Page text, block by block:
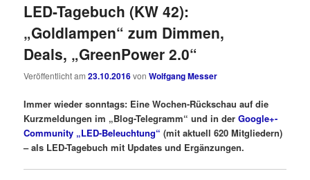
LED-Tagebuch (KW 42):
„Goldlampen“ zum Dimmen,
Deals, „GreenPower 2.0“
Veröffentlicht am23.10.2016vonWolfgang Messer
Immer wieder sonntags: Eine Wochen-Rückschau auf die
Kurzmeldungen im „Blog-Telegramm“ und in derGoogle+-
Community „LED-Beleuchtung“ (mit aktuell 620 Mitgliedern)
– als LED-Tagebuch mit Updates und Ergänzungen.